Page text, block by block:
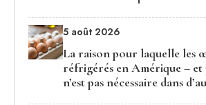
5 août 2026
La raison pour laquelle les
réfrigérés en Amérique –
n’est pas nécessaire dans